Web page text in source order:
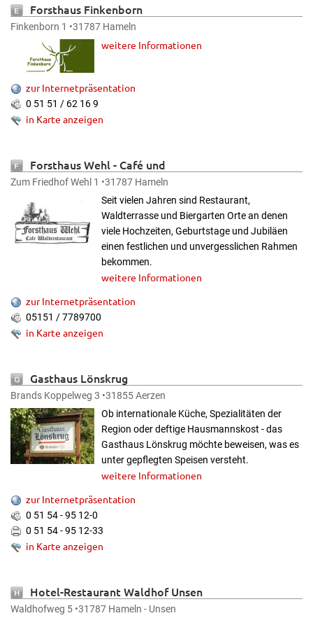
Forsthaus Finkenborn
Finkenborn 1 •31787 Hameln
weitere Informationen
zur Internetpräsentation
0 51 51 / 62 16 9
in Karte anzeigen
Forsthaus Wehl- Café und
Waldrestaurant
Zum Friedhof Wehl 1 •31787 Hameln
Seit vielen Jahren sind Restaurant,
Waldterrasse und Biergarten Orte an denen
viele Hochzeiten, Geburtstage und Jubiläen
einen festlichen und unvergesslichen Rahmen
bekommen.
weitere Informationen
zur Internetpräsentation
05151 / 7789700
in Karte anzeigen
Gasthaus Lönskrug
Brands Koppelweg 3 •31855 Aerzen
Ob internationale Küche, Spezialitäten der
Region oder deftige Hausmannskost - das
Gasthaus Lönskrug möchte beweisen, was es
unter gepflegten Speisen versteht.
weitere Informationen
zur Internetpräsentation
0 51 54 - 95 12-0
0 51 54 - 95 12-33
in Karte anzeigen
Hotel-Restaurant Waldhof Unsen
Waldhofweg 5 •31787 Hameln - Unsen